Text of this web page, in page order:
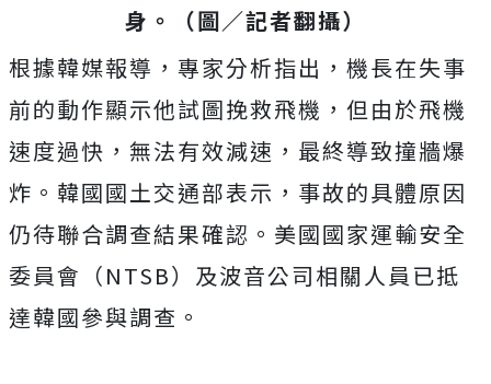
身。（圖／記者翻攝）
根據韓媒報導，專家分析指出，機長在失事
前的動作顯示他試圖挽救飛機，但由於飛機
速度過快，無法有效減速，最終導致撞牆爆
炸。韓國國土交通部表示，事故的具體原因
仍待聯合調查結果確認。美國國家運輸安全
委員會（NTSB）及波音公司相關人員已抵
達韓國參與調查。